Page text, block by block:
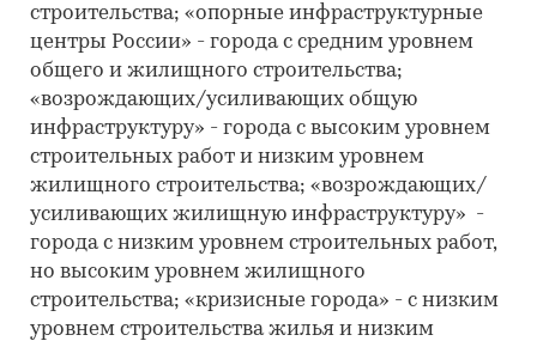
строительства; «опорные инфраструктурные
центры России» - города с средним уровнем
общего и жилищного строительства;
«возрождающих/усиливающих общую
инфраструктуру» - города с высоким уровнем
строительных работ и низким уровнем
жилищного строительства; «возрождающих/
усиливающих жилищную инфраструктуру» -
города с низким уровнем строительных работ,
но высоким уровнем жилищного
строительства; «кризисные города» - с низким
уровнем строительства жилья и низким